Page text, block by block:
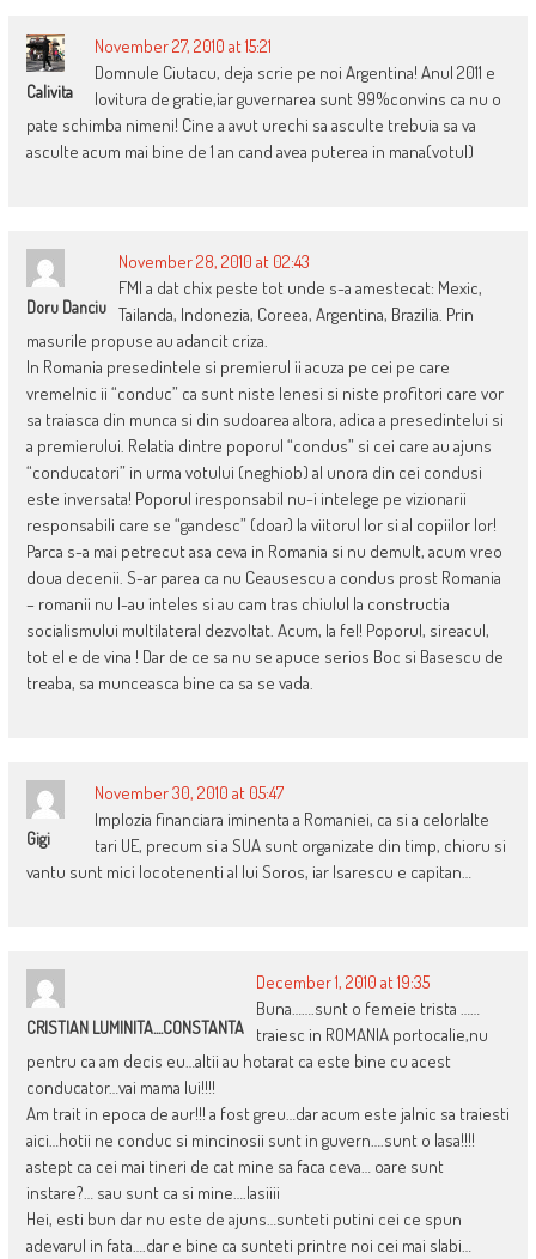
Calivita
November 27, 2010 at 15:21
Domnule Ciutacu, deja scrie pe noi Argentina! Anul 2011 e
lovitura de gratie,iar guvernarea sunt 99%convins ca nu o
pate schimba nimeni! Cine a avut urechi sa asculte trebuia sa va
asculte acum mai bine de 1 an cand avea puterea in mana(votul)
Doru Danciu
November 28, 2010 at 02:43
FMI a dat chix peste tot unde s-a amestecat: Mexic,
Tailanda, Indonezia, Coreea, Argentina, Brazilia. Prin
masurile propuse au adancit criza.
In Romania presedintele si premierul ii acuza pe cei pe care
vremelnic ii “conduc” ca sunt niste lenesi si niste profitori care vor
sa traiasca din munca si din sudoarea altora, adica a presedintelui si
a premierului. Relatia dintre poporul “condus” si cei care au ajuns
“conducatori” in urma votului (neghiob) al unora din cei condusi
este inversata! Poporul iresponsabil nu-i intelege pe vizionarii
responsabili care se “gandesc” (doar) la viitorul lor si al copiilor lor!
Parca s-a mai petrecut asa ceva in Romania si nu demult, acum vreo
doua decenii. S-ar parea ca nu Ceausescu a condus prost Romania
– romanii nu l-au inteles si au cam tras chiulul la constructia
socialismului multilateral dezvoltat. Acum, la fel! Poporul, sireacul,
tot el e de vina ! Dar de ce sa nu se apuce serios Boc si Basescu de
treaba, sa munceasca bine ca sa se vada.
Gigi
November 30, 2010 at 05:47
Implozia financiara iminenta a Romaniei, ca si a celorlalte
tari UE, precum si a SUA sunt organizate din timp, chioru si
vantu sunt mici locotenenti al lui Soros, iar Isarescu e capitan…
CRISTIAN LUMINITA....CONSTANTA
December 1, 2010 at 19:35
Buna…….sunt o femeie trista ……
traiesc in ROMANIA portocalie,nu
pentru ca am decis eu…altii au hotarat ca este bine cu acest
conducator…vai mama lui!!!!
Am trait in epoca de aur!!! a fost greu…dar acum este jalnic sa traiesti
aici…hotii ne conduc si mincinosii sunt in guvern….sunt o lasa!!!!
astept ca cei mai tineri de cat mine sa faca ceva… oare sunt
instare?… sau sunt ca si mine….lasiiii
Hei, esti bun dar nu este de ajuns…sunteti putini cei ce spun
adevarul in fata….dar e bine ca sunteti printre noi cei mai slabi…